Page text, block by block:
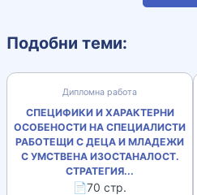
Подобни теми:
Дипломна работа
СПЕЦИФИКИ И ХАРАКТЕРНИ
ОСОБЕНОСТИ НА СПЕЦИАЛИСТИ
РАБОТЕЩИ С ДЕЦА И МЛАДЕЖИ
С УМСТВЕНА ИЗОСТАНАЛОСТ.
СТРАТЕГИЯ...
📄70 стр.